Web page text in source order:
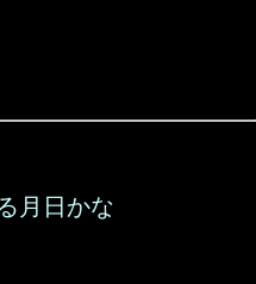
月日かな